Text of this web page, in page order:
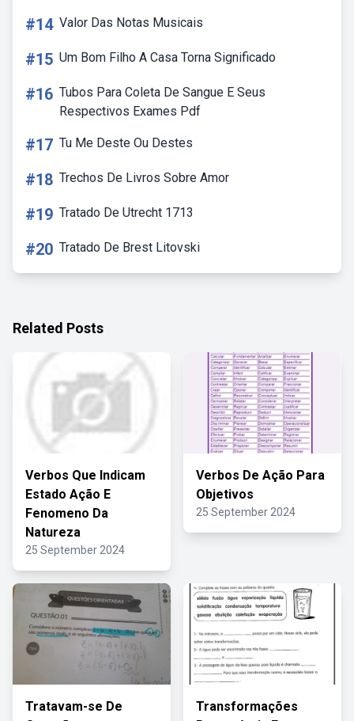
#14 Valor Das Notas Musicais
#15 Um Bom Filho A Casa Torna Significado
#16 Tubos Para Coleta De Sangue E Seus
Respectivos Exames Pdf
#17 Tu Me Deste Ou Destes
#18 Trechos De Livros Sobre Amor
#19 Tratado De Utrecht 1713
#20 Tratado De Brest Litovski
Related Posts
Verbos Que Indicam
Estado Ação E
Fenomeno Da
Natureza
25 September 2024
Verbos De Ação Para
Objetivos
25 September 2024
Tratavam-se De
Transformações